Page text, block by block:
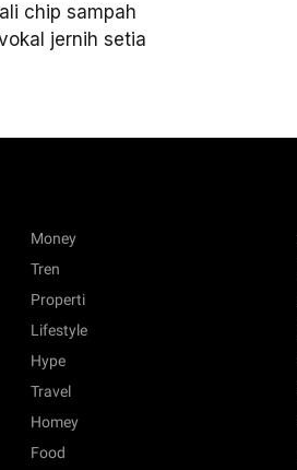
chip sampah
jernih setia
Money
Tren
Properti
Lifestyle
Hype
Travel
Homey
Food